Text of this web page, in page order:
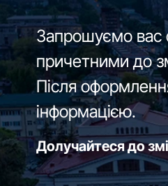
Запрошуємо вас
причетними до
Після
інформацією.
Долучайтеся до